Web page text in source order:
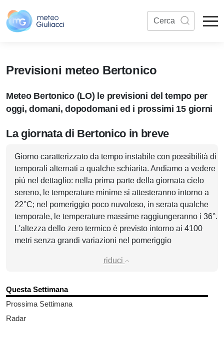
Previsioni meteo Bertonico
Meteo Bertonico (LO) le previsioni del tempo per
oggi, domani, dopodomani ed i prossimi 15 giorni
La giornata di Bertonico in breve
Giorno caratterizzato da tempo instabile con possibilità di
temporali alternati a qualche schiarita. Andiamo a vedere
piú nel dettaglio: nella prima parte della giornata cielo
sereno, le temperature minime si attesteranno intorno a
22°C; nel pomeriggio poco nuvoloso, in serata qualche
temporale, le temperature massime raggiungeranno i 36°.
L'altezza dello zero termico è previsto intorno ai 4100
metri senza grandi variazioni nel pomeriggio
riduci
Questa Settimana
Prossima Settimana
Radar